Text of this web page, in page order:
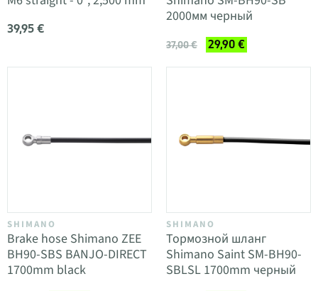
39,95 €
2000мм черный
37,00 € 29,90 €
SHIMANO
Brake hose Shimano ZEE
BH90-SBS BANJO-DIRECT
1700mm black
SHIMANO
Тормозной шланг
Shimano Saint SM-BH90-
SBLSL 1700mm черный